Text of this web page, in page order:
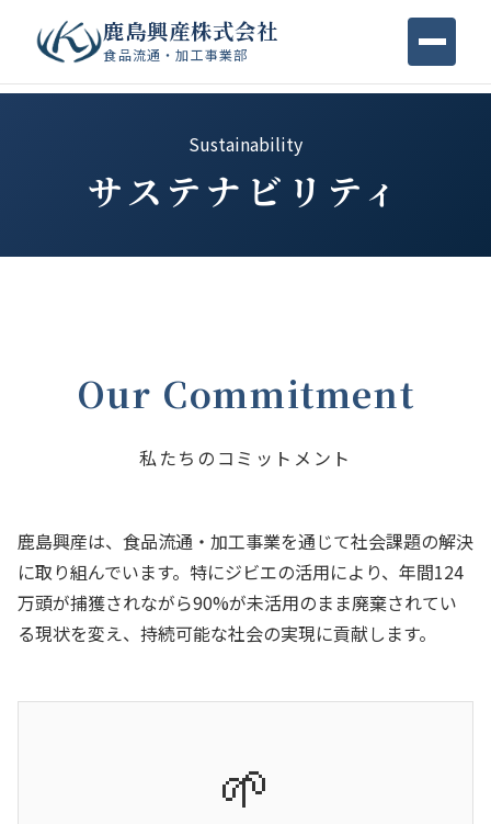
鹿島興産株式会社
食品流通・加工事業部
Sustainability
サステナビリティ
Our Commitment
私たちのコミットメント
鹿島興産は、食品流通・加工事業を通じて社会課題の解決
に取り組んでいます。特にジビエの活用により、年間124
万頭が捕獲されながら90%が未活用のまま廃棄されてい
る現状を変え、持続可能な社会の実現に貢献します。
🌱